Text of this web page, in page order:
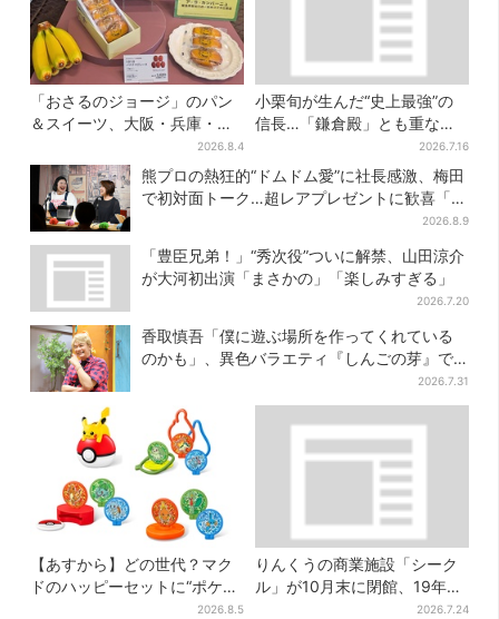
「おさるのジョージ」のパン
＆スイーツ、大阪・兵庫・京
都限定で【きょうから】発売
スタート
2026.8.4
小栗旬が生んだ“史上最強”の
信長…「鎌倉殿」とも重な
る、にじむ悲しみが“名人
芸”【豊臣兄弟】
2026.7.16
熊プロの熱狂的“ドムドム愛”に社長感激、梅田
で初対面トーク…超レアプレゼントに歓喜「一
2026.8.9
「豊臣兄弟！」“秀次役”ついに解禁、山田涼介
が大河初出演「まさかの」「楽しみすぎる」
2026.7.20
香取慎吾「僕に遊ぶ場所を作ってくれている
のかも」、異色バラエティ『しんごの芽』で
2026.7.31
【あすから】どの世代？マク
ドのハッピーセットに“ポケモ
ンおもちゃ”、歴代30匹に「懐
2026.8.5
りんくうの商業施設「シーク
ル」が10月末に閉館、19年の
歴史に幕…南大阪民に衝撃は
2026.7.24